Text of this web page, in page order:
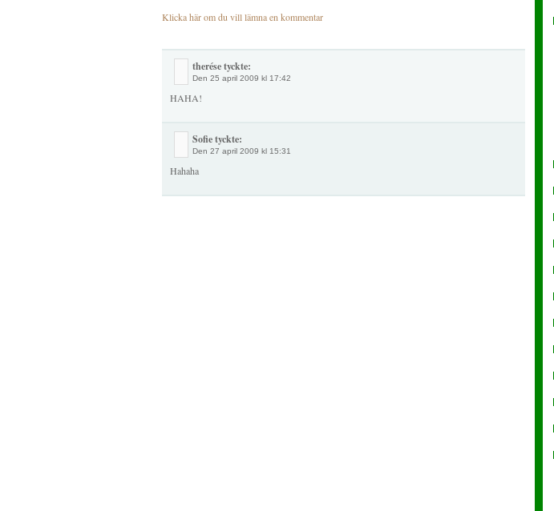
Klicka här om du vill lämna en kommentar
therése tyckte:
Den 25 april 2009 kl 17:42
HAHA!
Sofie tyckte:
Den 27 april 2009 kl 15:31
Hahaha